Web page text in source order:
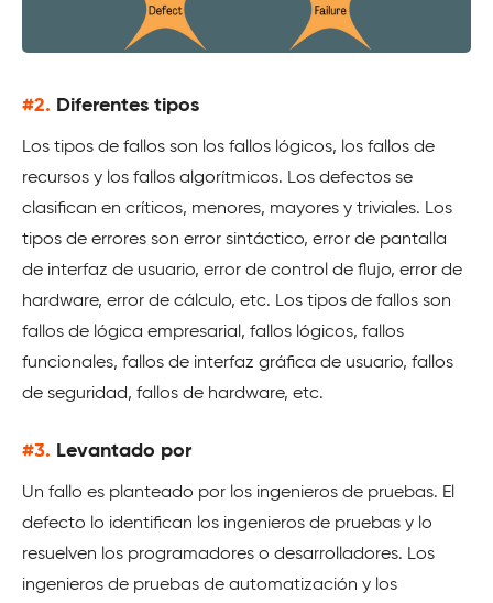
#2. Diferentes tipos
Los tipos de fallos son los fallos lógicos, los fallos de
recursos y los fallos algorítmicos. Los defectos se
clasifican en críticos, menores, mayores y triviales. Los
tipos de errores son error sintáctico, error de pantalla
de interfaz de usuario, error de control de flujo, error de
hardware, error de cálculo, etc. Los tipos de fallos son
fallos de lógica empresarial, fallos lógicos, fallos
funcionales, fallos de interfaz gráfica de usuario, fallos
de seguridad, fallos de hardware, etc.
#3. Levantado por
Un fallo es planteado por los ingenieros de pruebas. El
defecto lo identifican los ingenieros de pruebas y lo
resuelven los programadores o desarrolladores. Los
ingenieros de pruebas de automatización y los